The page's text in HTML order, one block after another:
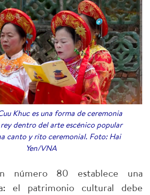
Khuc es una forma de ceremonia
dentro del arte escénico popular
canto y rito ceremonial. Foto: Hai
Yen/VNA
número 80 establece una
el patrimonio cultural debe